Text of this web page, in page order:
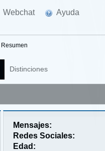
Webchat Ayuda
Resumen
Distinciones
Mensajes:
Redes Sociales:
Edad: